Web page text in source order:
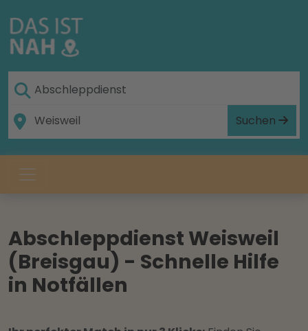
Suchen
Abschleppdienst Weisweil
(Breisgau) - Schnelle Hilfe
in Notfällen